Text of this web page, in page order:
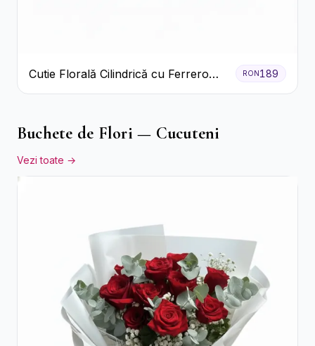
Cutie Florală Cilindrică cu Ferrero
Rocher și Trandafiri Pastel
RON 189
Buchete de Flori — Cucuteni
Vezi toate →